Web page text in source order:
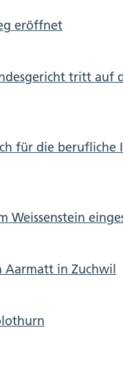
eröffnet
tritt auf
für die
Weissenstein
Aarmatt in Zuchwil